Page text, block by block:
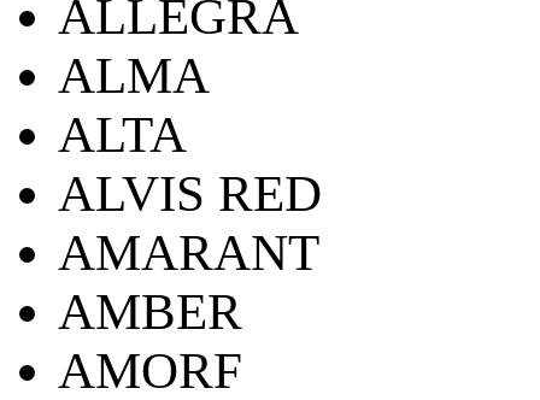
ALLEGRA
ALMA
ALTA
ALVIS RED
AMARANT
AMBER
AMORF